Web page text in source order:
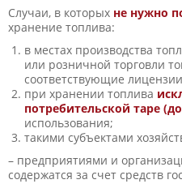
Случаи, в которых не нужно
хранение топлива:
в местах производства
или розничной торговли
соответствующие
при хранении топлива
потребительской таре
использования;
такими субъектами
– предприятиями и
содержатся за счет средств